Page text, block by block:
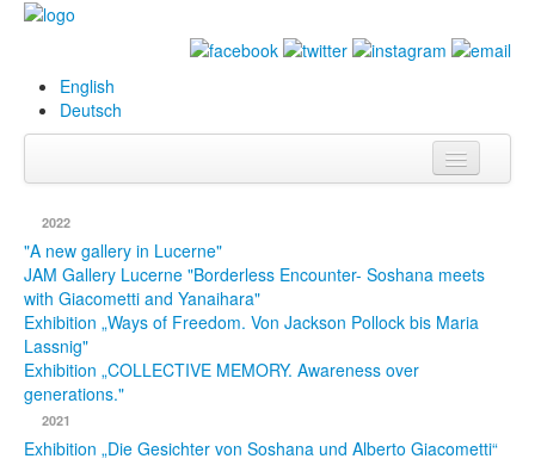
English
Deutsch
Biography
Paintings
Projects
2022
"A new gallery in Lucerne"
JAM Gallery Lucerne "Borderless Encounter- Soshana meets
with Giacometti and Yanaihara"
Exhibition „Ways of Freedom. Von Jackson Pollock bis Maria
Lassnig"
Exhibition „COLLECTIVE MEMORY. Awareness over
generations."
2021
Exhibition „Die Gesichter von Soshana und Alberto Giacometti“